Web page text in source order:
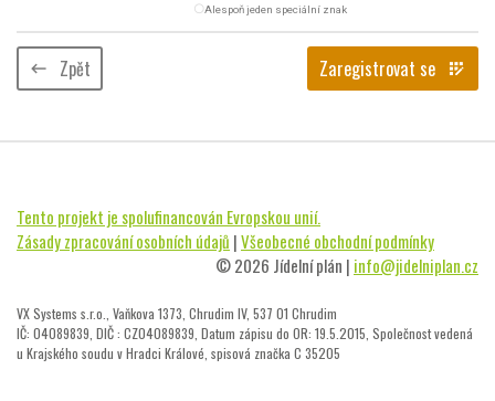
radio_button_uncheckedAlespoň jeden speciální znak
keyboard_backspace Zpět Zaregistrovat se app_registration
Tento projekt je spolufinancován Evropskou unií.
Zásady zpracování osobních údajů |Všeobecné obchodní podmínky
© 2026 Jídelní plán | info@jidelniplan.cz
VX Systems s.r.o., Vaňkova 1373, Chrudim IV, 537 01 Chrudim
IČ: 04089839, DIČ : CZ04089839, Datum zápisu do OR: 19.5.2015, Společnost vedená
u Krajského soudu v Hradci Králové, spisová značka C 35205